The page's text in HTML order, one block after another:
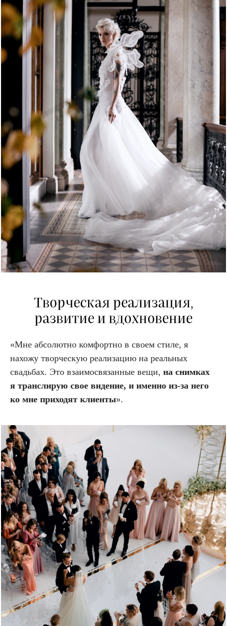
Творческая реализация,
развитие и вдохновение
«Мне абсолютно комфортно в своем стиле, я
нахожу творческую реализацию на реальных
свадьбах. Это взаимосвязанные вещи, на снимках
я транслирую свое видение, и именно из-за него
ко мне приходят клиенты».